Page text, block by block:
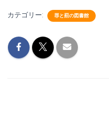
カテゴリー: 罪と罰の図書館